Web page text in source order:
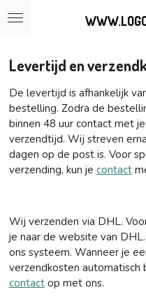
Ga
de
hoofdinhoud
Levertijd en
De levertijd is afhankelijk
bestelling. Zodra de
binnen 48 uur contact met
verzendtijd. Wij streven
dagen op de post is. Voor
verzending, kun je contact
Wij verzenden via DHL.
je naar de website van
ons systeem. Wanneer je
verzendkosten automatisch
contactop met ons.